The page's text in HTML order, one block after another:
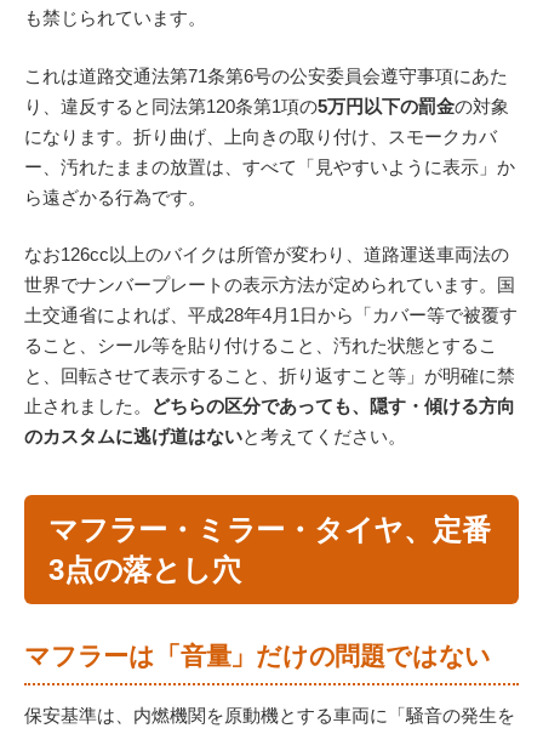
も禁じられています。
これは道路交通法第71条第6号の公安委員会遵守事項にあた
り、違反すると同法第120条第1項の5万円以下の罰金の対象
になります。折り曲げ、上向きの取り付け、スモークカバ
ー、汚れたままの放置は、すべて「見やすいように表示」か
ら遠ざかる行為です。
なお126cc以上のバイクは所管が変わり、道路運送車両法の
世界でナンバープレートの表示方法が定められています。国
土交通省によれば、平成28年4月1日から「カバー等で被覆す
ること、シール等を貼り付けること、汚れた状態とするこ
と、回転させて表示すること、折り返すこと等」が明確に禁
止されました。
どちらの区分であっても、隠す・傾ける方向
のカスタムに逃げ道はないと考えてください。
マフラー・ミラー・タイヤ、定番
3点の落とし穴
マフラーは「音量」だけの問題ではない
保安基準は、内燃機関を原動機とする車両に「騒音の発生を